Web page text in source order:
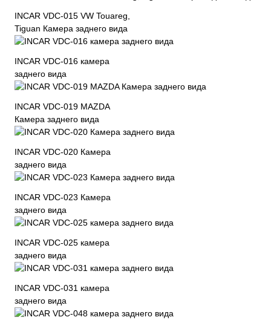
INCAR VDC-015 VW Touareg,
Tiguan Камера заднего вида
INCAR VDC-016 камера
заднего вида
INCAR VDC-019 MAZDA
Камера заднего вида
INCAR VDC-020 Камера
заднего вида
INCAR VDC-023 Камера
заднего вида
INCAR VDC-025 камера
заднего вида
INCAR VDC-031 камера
заднего вида